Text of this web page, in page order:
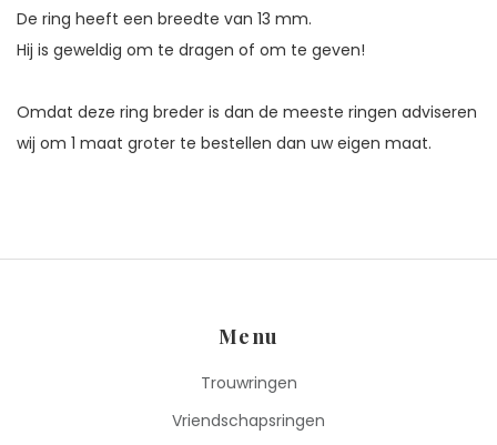
De ring heeft een breedte van 13 mm.
Hij is geweldig om te dragen of om te geven!
Omdat deze ring breder is dan de meeste ringen adviseren
wij om 1 maat groter te bestellen dan uw eigen maat.
Menu
Trouwringen
Vriendschapsringen